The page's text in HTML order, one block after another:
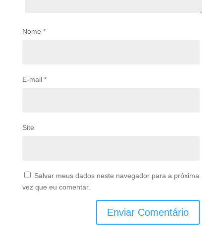
Nome *
E-mail *
Site
Salvar meus dados neste navegador para a próxima
vez que eu comentar.